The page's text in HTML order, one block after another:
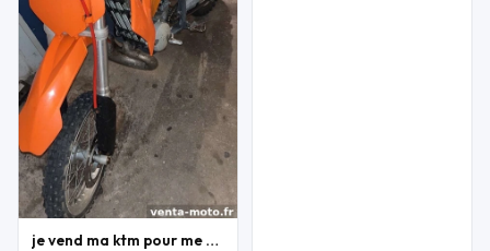
je vend ma ktm pour me acheter une autre moto